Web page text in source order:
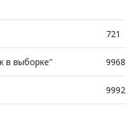
721
в выборке" 9968
9992